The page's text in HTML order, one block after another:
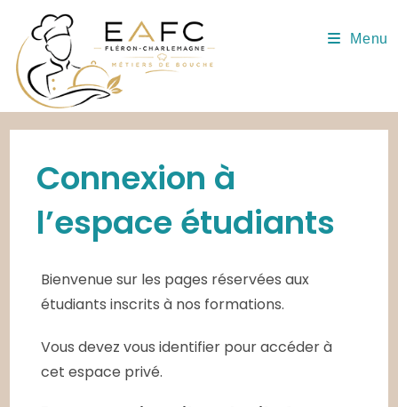
content
Menu
Connexion à
l’espace étudiants
Bienvenue sur les pages réservées aux
étudiants inscrits à nos formations.
Vous devez vous identifier pour accéder à
cet espace privé.